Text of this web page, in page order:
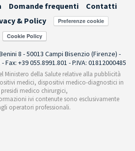
Domande frequenti
Contatti
& Policy Preferenze cookie
8 - 50013 Campi Bisenzio (Firenze) -
Fax: +39 055.8991.801 - P.IVA: 01812000485
Ministero della Salute relative alla pubblicità
medici, dispositivi medico-diagnostici in
medico chirurgici,
ivi contenute sono esclusivamente
operatori professionali.